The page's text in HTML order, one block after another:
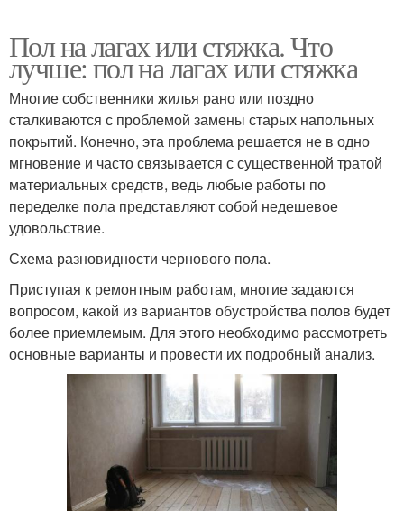
Пол на лагах или стяжка. Что
лучше: пол на лагах или стяжка
Многие собственники жилья рано или поздно
сталкиваются с проблемой замены старых напольных
покрытий. Конечно, эта проблема решается не в одно
мгновение и часто связывается с существенной тратой
материальных средств, ведь любые работы по
переделке пола представляют собой недешевое
удовольствие.
Схема разновидности чернового пола.
Приступая к ремонтным работам, многие задаются
вопросом, какой из вариантов обустройства полов будет
более приемлемым. Для этого необходимо рассмотреть
основные варианты и провести их подробный анализ.